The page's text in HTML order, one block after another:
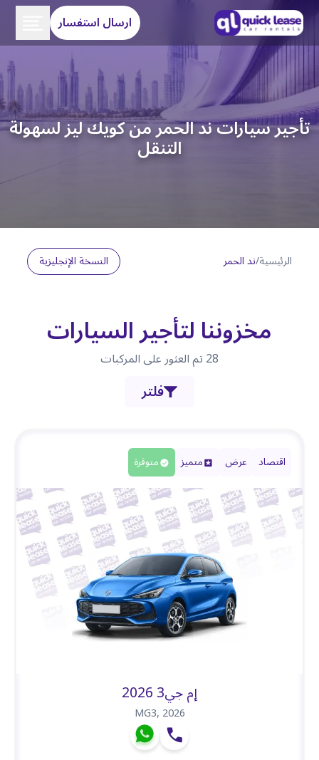
ارسال استفسار
تأجير سيارات ند الحمر من كويك ليز لسهولة
التنقل
الرئيسية/ند الحمر النسخة الإنجليزية
مخزوننا لتأجير السيارات
28تم العثور على المركبات
فلتر
اقتصاد عرض متميز متوفرة
إم جي3 2026
MG3,2026